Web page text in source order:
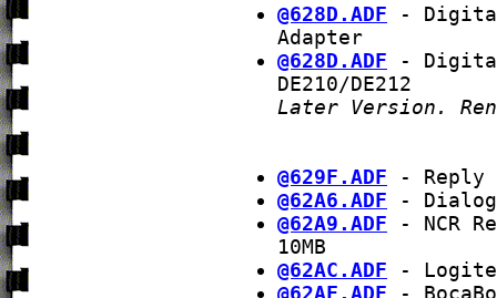
@628D.ADF -
Adapter
@628D.ADF - Digital
DE210/DE212
Later Version.
@629F.ADF - Reply
@62A6.ADF -
@62A9.ADF - NCR
10MB
@62AC.ADF -
@62AF.ADF -